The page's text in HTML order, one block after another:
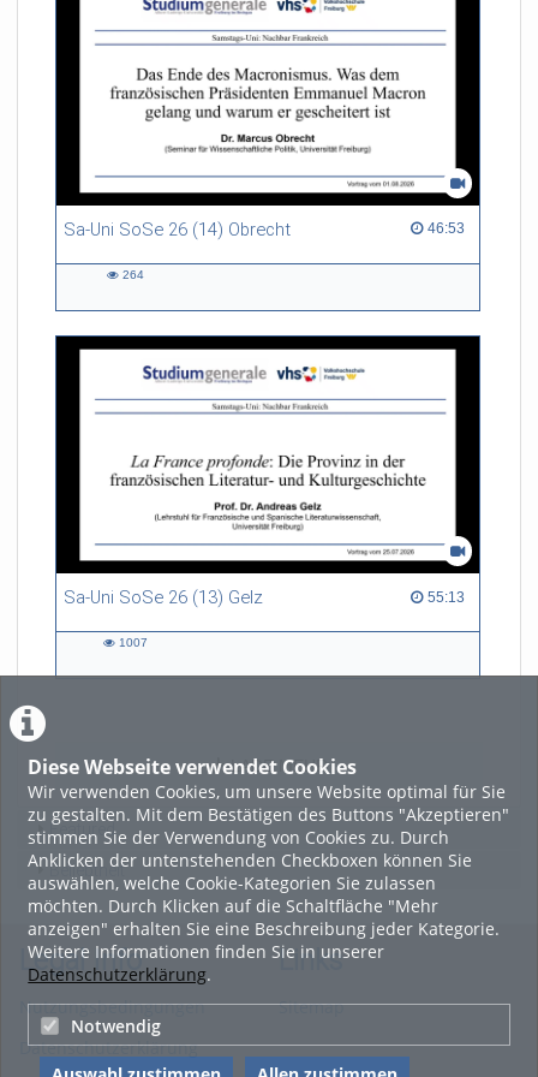
Diese Webseite verwendet Cookies
Wir verwenden Cookies, um unsere Website optimal für Sie
zu gestalten. Mit dem Bestätigen des Buttons "Akzeptieren"
stimmen Sie der Verwendung von Cookies zu. Durch
Anklicken der untenstehenden Checkboxen können Sie
auswählen, welche Cookie-Kategorien Sie zulassen
möchten. Durch Klicken auf die Schaltfläche "Mehr
anzeigen" erhalten Sie eine Beschreibung jeder Kategorie.
Weitere Informationen finden Sie in unserer
Datenschutzerklärung.
Notwendig
Sa-Uni SoSe 26 (14) Obrecht 46:53
46:53 duration
264
Sa-Uni SoSe 26 (13) Gelz 55:13
55:13 duration
1007
LADE MEHR
Featured
Beliebtheit
Legal Info
Nutzungsbedingungen
Datenschutzerklärung
Links
Sitemap